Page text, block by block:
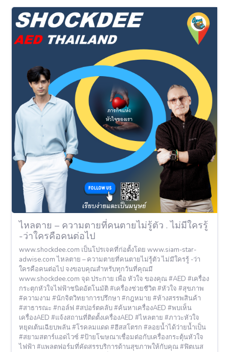
ไหลตาย – ความตายที่คนตายไม่รู้ตัว . ไม่มีใครรู้
-ว่าใครคือคนต่อไป
www.shockdee.com เป็นโปรเจคที่ก่อตั้งโดย www.siam-star-
adwise.com ไหลตาย – ความตายที่คนตายไม่รู้ตัว ไม่มีใครรู้ -ว่า
ใครคือคนต่อไป จงขอบคุณสำหรับทุกวันที่คุณมี
www.shockdee.com จุด ประกาย เพื่อ หัวใจ ของคุณ #AED #เครื่อง
กระตุกหัวใจไฟฟ้าชนิดอัตโนมัติ #เครื่องช่วยชีวิต #หัวใจ #สุขภาพ
#ความงาม #นักจิตวิทยาการปรึกษา #กฎหมาย #ห้างสรรพสินค้า
#สาธารณะ #กอล์ฟ #สปอร์ตคลับ #ค้นหาเครื่องAED #พบเห็น
เครื่องAED #แจ้งสถานที่ติดตั้งเครื่องAED #ไหลตาย #ภาวะหัวใจ
หยุดเต้นเฉียบพลัน #โรคลมแดด #ฮีสสโตรก #ลอยน้ำได้ว่ายน้ำเป็น
#สยามสตาร์แอดไวซ์ #ป้ายโฆษณาเชื่อมต่อกับเครื่องกระตุ้นหัวใจ
ไฟฟ้า #แพลตฟอร์มที่คัดสรรบริการด้านสุขภาพให้กับคุณ #ฟิตเนส